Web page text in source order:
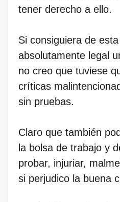
tener derecho a ello.
Si consiguiera de
absolutamente legal
no creo que tuviese
críticas
sin pruebas.
Claro que también
la bolsa de trabajo y
probar, injuriar,
si perjudico la buena